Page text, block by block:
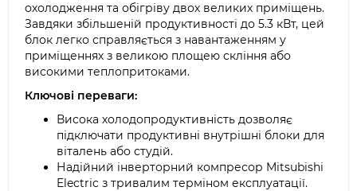
охолодження та обігріву двох великих приміщень.
Завдяки збільшеній продуктивності до 5.3 кВт, цей
блок легко справляється з навантаженням у
приміщеннях з великою площею скління або
високими теплопритоками.
Ключові переваги:
Висока холодопродуктивність дозволяє
підключати продуктивні внутрішні блоки для
віталень або студій.
Надійний інверторний компресор Mitsubishi
Electric з тривалим терміном експлуатації.